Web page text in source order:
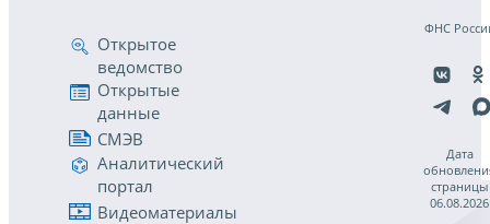
Открытое
ведомство
Открытые
данные
СМЭВ
Аналитический
портал
Видеоматериалы
ФНС
Дата
страницы
06.08.2026